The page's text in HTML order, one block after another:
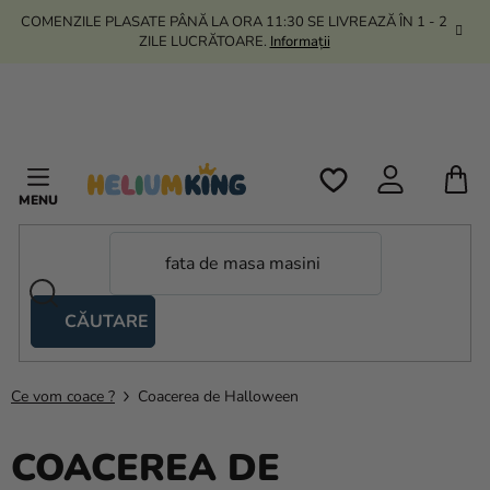
TreciCOMENZILE PLASATE PÂNĂ LA ORA 11:30 SE LIVREAZĂ ÎN 1 - 2
ZILE LUCRĂTOARE. Informații
CĂUTARE
tip
foarfecă
Heliu si
Ce vom coace ? Coacerea de Halloween
COACEREA DE